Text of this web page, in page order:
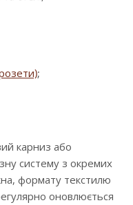
;
карниз або
систему з окремих
формату текстилю
оновлюється